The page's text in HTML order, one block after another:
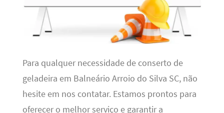
Para qualquer necessidade de conserto de
geladeira em Balneário Arroio do Silva SC, não
hesite em nos contatar. Estamos prontos para
oferecer o melhor serviço e garantir a